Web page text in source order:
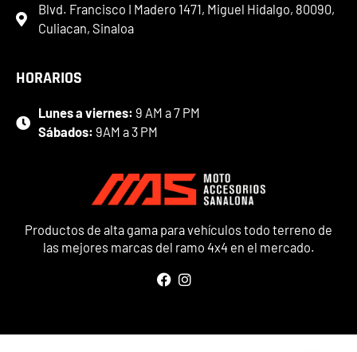
Productos de alta gama para vehículos todo terreno de
las mejores marcas del ramo 4x4 en el mercado.
Blvd. Francisco I Madero 1471, Miguel Hidalgo, 80090,
Culiacan, Sinaloa
HORARIOS
Lunes a viernes: 9 AM a 7 PM
Sábados: 9AM a 3 PM